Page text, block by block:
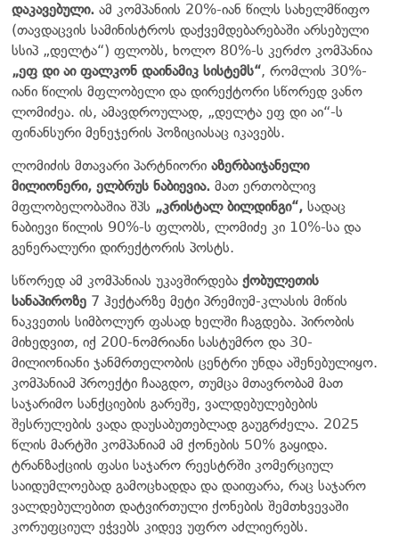
დაკავებული. ამ კომპანიის 20%-იან წილს სახელმწიფო
(თავდაცვის სამინისტროს დაქვემდებარებაში არსებული
სსიპ „დელტა“) ფლობს, ხოლო 80%-ს კერძო კომპანია
„ეფ დი აი ფალკონ დაინამიკ სისტემს“, რომლის 30%-
იანი წილის მფლობელი და დირექტორი სწორედ ვანო
ლომიძეა. ის, ამავდროულად, „დელტა ეფ დი აი“-ს
ფინანსური მენეჯერის პოზიციასაც იკავებს.
ლომიძის მთავარი პარტნიორი აზერბაიჯანელი
მილიონერი, ელბრუს ნაბიევია. მათ ერთობლივ
მფლობელობაშია შპს „კრისტალ ბილდინგი“, სადაც
ნაბიევი წილის 90%-ს ფლობს, ლომიძე კი 10%-სა და
გენერალური დირექტორის პოსტს.
სწორედ ამ კომპანიას უკავშირდება ქობულეთის
სანაპიროზე 7 ჰექტარზე მეტი პრემიუმ-კლასის მიწის
ნაკვეთის სიმბოლურ ფასად ხელში ჩაგდება. პირობის
მიხედვით, იქ 200-ნომრიანი სასტუმრო და 30-
მილიონიანი ჯანმრთელობის ცენტრი უნდა აშენებულიყო.
კომპანიამ პროექტი ჩააგდო, თუმცა მთავრობამ მათ
საჯარიმო სანქციების გარეშე, ვალდებულებების
შესრულების ვადა დაუსაბუთებლად გაუგრძელა. 2025
წლის მარტში კომპანიამ ამ ქონების 50% გაყიდა.
ტრანზაქციის ფასი საჯარო რეესტრში კომერციულ
საიდუმლოებად გამოცხადდა და დაიფარა, რაც საჯარო
ვალდებულებით დატვირთული ქონების შემთხვევაში
კორუფციულ ეჭვებს კიდევ უფრო აძლიერებს.